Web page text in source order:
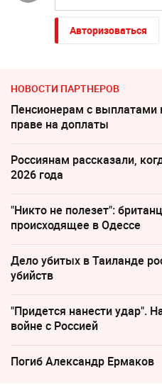
Авторизоваться
НОВОСТИ ПАРТНЕРОВ
Пенсионерам с
праве на доплаты
Россиянам рассказали,
2026 года
"Никто не полезет":
происходящее в Одессе
Дело убитых в Таиланде
убийств
"Придется нанести удар".
войне с Россией
Погиб Александр Ермаков